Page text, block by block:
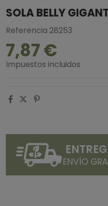
SOLA BELLY
Referencia 28253
7,87 €
Impuestos incluidos
ENVÍO